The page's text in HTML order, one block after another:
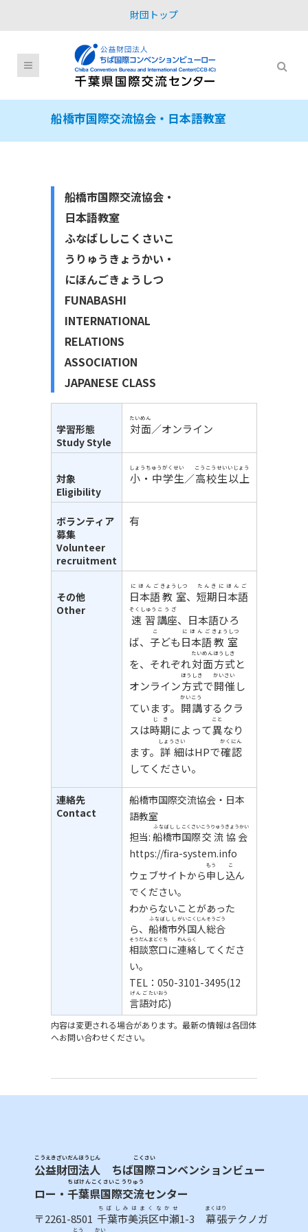
財団トップ
船橋市国際交流協会・日本語教室
船橋市国際交流協会・
日本語教室
ふなばししこくさいこ
うりゅうきょうかい・
にほんごきょうしつ
FUNABASHI
INTERNATIONAL
RELATIONS
ASSOCIATION
JAPANESE CLASS
学習形態
Study Style
対面
たいめん
／オンライン
対象
Eligibility
小・中学生
しょうちゅうがくせい
／高校生
こうこうせい
以上
いじょう
ボランティア
募集
Volunteer
recruitment
有
その他
Other
日本語
にほんご
教室
きょうしつ
、 短期
たんき
日本語
にほんご
速習
そくしゅう
講座
こうざ
、日本語ひろ
ば、 子
こ
ども日本語
にほんご
教室
きょうしつ
を、それぞれ対面
たいめん
方式
ほうしき
と
オンライン方式
ほうしき
で開催
かいさい
し
ています。 開講
かいこう
するクラ
スは時期
じき
によって異
こと
なり
ます。 詳細
しょうさい
はHPで確認
かくにん
してください。
連絡先
Contact
船橋市国際交流協会・日本
語教室
担当: 船橋市
ふなばしし
国際
こくさい
交流
こうりゅう
協会
きょうかい
https://fira-system.info
ウェブサイトから申
もう
し込
こ
ん
でください。
わからないことがあった
ら、 船橋市
ふなばしし
外国人
がいこくじん
総合
そうごう
相談窓口
そうだんまどぐち
に連絡
れんらく
してくださ
い。
TEL：050-3101-3495(12
言語
げんご
対応
たいおう
)
内容は変更される場合があります。最新の情報は各団体
へお問い合わせください。
公益財団法人
こうえきざいだんほうじん
ちば国際
こくさい
コンベンションビュー
ロー・ 千葉県国際交流
ちばけんこくさいこうりゅう
センター
〒2261-8501 千葉市美浜区中瀬
ちばしみはまくなかせ
1-3 幕張
まくはり
テクノガ
とう かい